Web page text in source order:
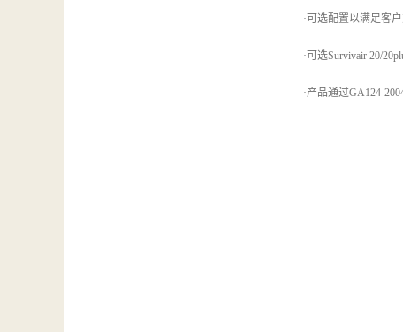
·可选配置以满足客
·可选Survivair 20/
·产品通过GA124-